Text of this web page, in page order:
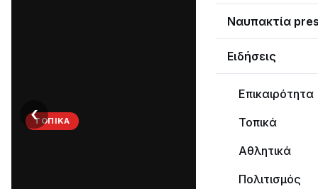
Ναυπακτία
Ειδήσεις
Επικαιρότητα
Τοπικά
Αθλητικά
Πολιτισμός
ΤΟΠΙΚΆ
‹